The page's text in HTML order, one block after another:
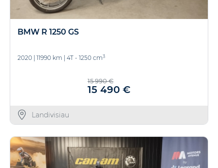
BMW R 1250 GS
2020 11990 km 4T - 1250 cm3
15 990 €
15 490 €
Landivisiau